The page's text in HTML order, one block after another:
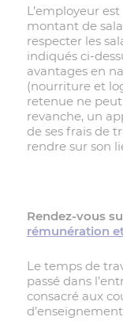
L’employeur
montant de
respecter les
indiqués ci-
avantages en
(nourriture et
retenue ne peut
revanche, un
de ses frais de
rendre sur son
Rendez-vous
rémunération
Le temps de
passé dans
consacré aux